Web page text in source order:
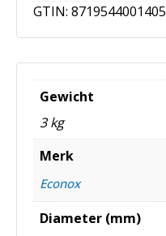
GTIN: 8719544001405
Gewicht
3 kg
Merk
Econox
Diameter (mm)